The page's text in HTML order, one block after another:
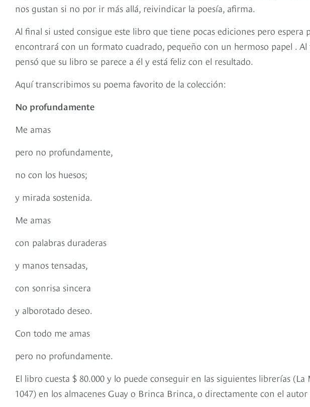
nos gustan si no por ir más allá, reivindicar la poesía, afirma.
Al final si usted consigue este libro que tiene pocas ediciones pero espera
encontrará con un formato cuadrado, pequeño con un hermoso papel .
pensó que su libro se parece a él y está feliz con el resultado.
Aquí transcribimos su poema favorito de la colección:
No profundamente
Me amas
pero no profundamente,
no con los huesos;
y mirada sostenida.
Me amas
con palabras duraderas
y manos tensadas,
con sonrisa sincera
y alborotado deseo.
Con todo me amas
pero no profundamente.
El libro cuesta $ 80.000 y lo puede conseguir en las siguientes librerías
1047) en los almacenes Guay o Brinca Brinca, o directamente con el autor